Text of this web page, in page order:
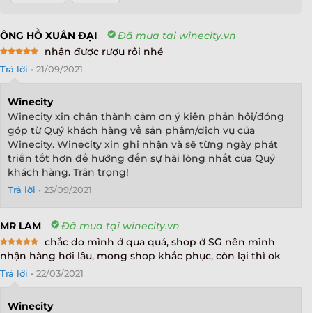
ÔNG HỒ XUÂN ĐẠI Đã mua tại winecity.vn
out of 5
nhận được rượu rồi nhé
Trả lời • 21/09/2021
Winecity
Winecity xin chân thành cảm ơn ý kiến phản hồi/đóng
góp từ Quý khách hàng về sản phẩm/dịch vụ của
Winecity. Winecity xin ghi nhận và sẽ từng ngày phát
triển tốt hơn để hướng đến sự hài lòng nhất của Quý
khách hàng. Trân trọng!
Trả lời • 23/09/2021
MR LAM Đã mua tại winecity.vn
Rated5
out of 5
chắc do mình ở qua quá, shop ở SG nên mình
nhận hàng hơi lâu, mong shop khắc phục, còn lại thì ok
Trả lời • 22/03/2021
Winecity